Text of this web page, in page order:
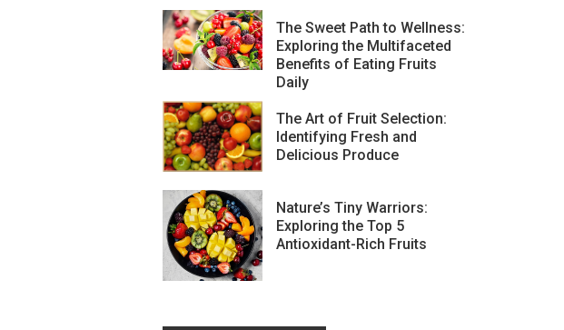
The Sweet Path to Wellness:
Exploring the Multifaceted
Benefits of Eating Fruits
Daily
The Art of Fruit Selection:
Identifying Fresh and
Delicious Produce
Nature’s Tiny Warriors:
Exploring the Top 5
Antioxidant-Rich Fruits